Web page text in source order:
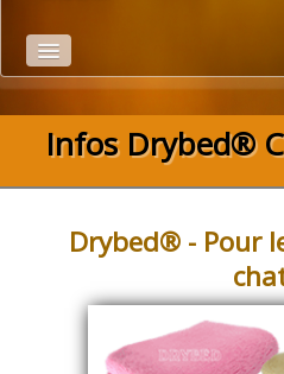
Accueil
ANTIDÉRAPANT
PREMIUM Antidérapant
Infos Drybed®
Drybed® - Pour